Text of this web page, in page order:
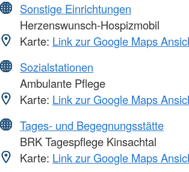
Sonstige Einrichtungen
Herzenswunsch-Hospizmobil
Karte: Link zur Google Maps
Sozialstationen
Ambulante Pflege
Karte: Link zur Google Maps
Tages- und Begegnungsstätte
BRK Tagespflege Kinsachtal
Karte: Link zur Google Maps